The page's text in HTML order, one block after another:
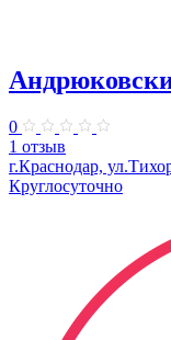
0
1 отзыв
г.Краснодар,
Круглосуточно